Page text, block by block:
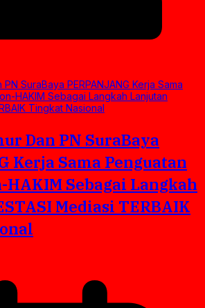
Dan PN SuraBaya
Kerja Sama Penguatan
HAKIM Sebagai Langkah
Mediasi TERBAIK